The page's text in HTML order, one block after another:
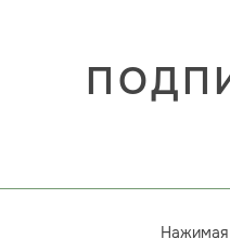
Нажимая